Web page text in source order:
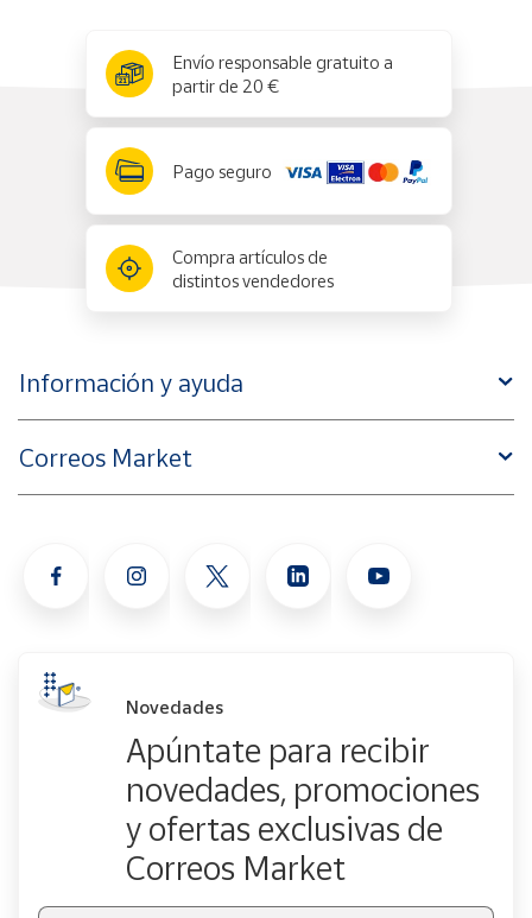
Envío responsable gratuito a
partir de 20 €
Pago seguro
Compra artículos de
distintos vendedores
Información y ayuda
Correos Market
Novedades
Apúntate para recibir
novedades, promociones
y ofertas exclusivas de
Correos Market